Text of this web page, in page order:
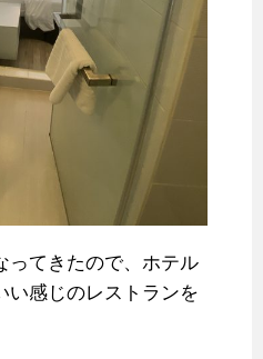
ってきたので、ホテル
い感じのレストランを